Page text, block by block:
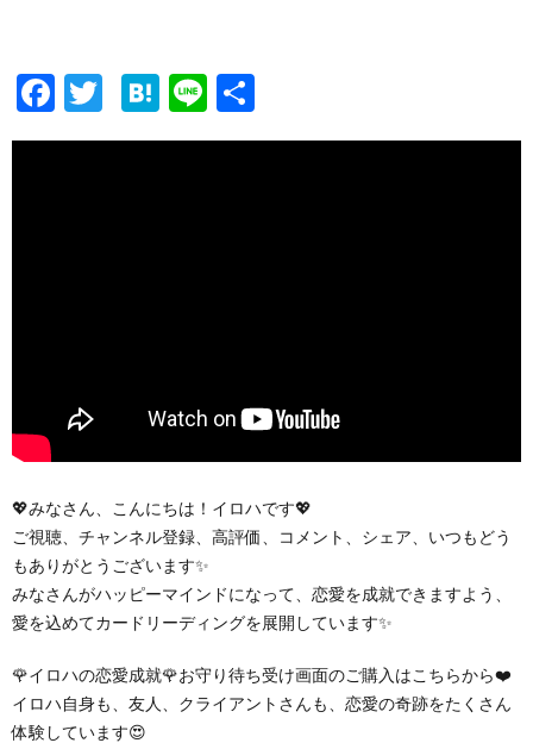
F
ac
T
w
H
at
Li
n 有
💖みなさん、こんにちは！イロハです💖
ご視聴、チャンネル登録、高評価、コメント、シェア、いつもどう
もありがとうございます✨
みなさんがハッピーマインドになって、恋愛を成就できますよう、
愛を込めてカードリーディングを展開しています✨
🌹イロハの恋愛成就🌹お守り待ち受け画面のご購入はこちらから❤️
イロハ自身も、友人、クライアントさんも、恋愛の奇跡をたくさん
体験しています😍